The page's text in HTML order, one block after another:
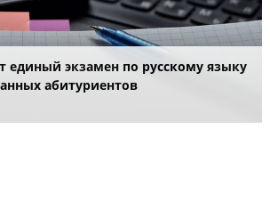
единый экзамен по русскому языку
абитуриентов